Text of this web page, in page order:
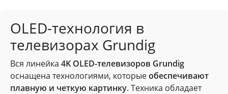
OLED-технология в
телевизорах Grundig
Вся линейка 4K OLED-телевизоров Grundig
оснащена технологиями, которыеобеспечивают
плавную и четкую картинку. Техника обладает